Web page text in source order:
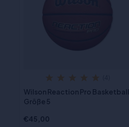
Wilson Reaction Pro Basketball
Größe 5
€45,00